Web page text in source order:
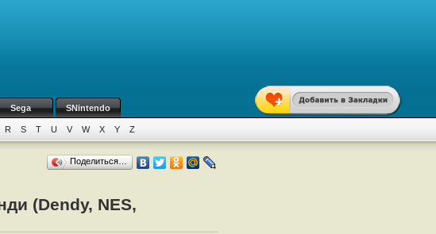
Sega SNintendo
R S T U V W X Y Z
Поделиться…
(Dendy, NES,